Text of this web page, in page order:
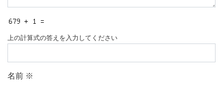
上の計算式の答えを入力してください
名前 ※